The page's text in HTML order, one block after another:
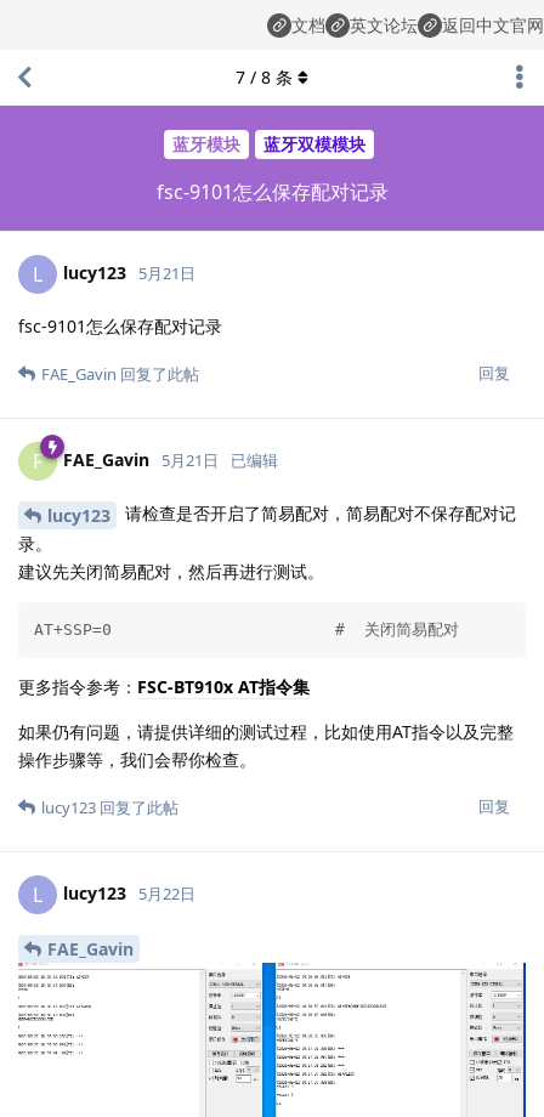
文档 英文论坛 返回中文官网
蓝牙模块 蓝牙双模模块
fsc-9101怎么保存配对记录
7 / 8 条
L lucy123 5月21日
fsc-9101怎么保存配对记录
回复
FAE_Gavin 回复了此帖
F FAE_Gavin 5月21日 已编辑
lucy123
请检查是否开启了简易配对，简易配对不保存配对记
录。
建议先关闭简易配对，然后再进行测试。
AT+SSP=0                       #  关闭简易配对
更多指令参考： FSC-BT910x AT指令集
如果仍有问题，请提供详细的测试过程，比如使用AT指令以及完整
操作步骤等，我们会帮你检查。
回复
lucy123 回复了此帖
L lucy123 5月22日
FAE_Gavin